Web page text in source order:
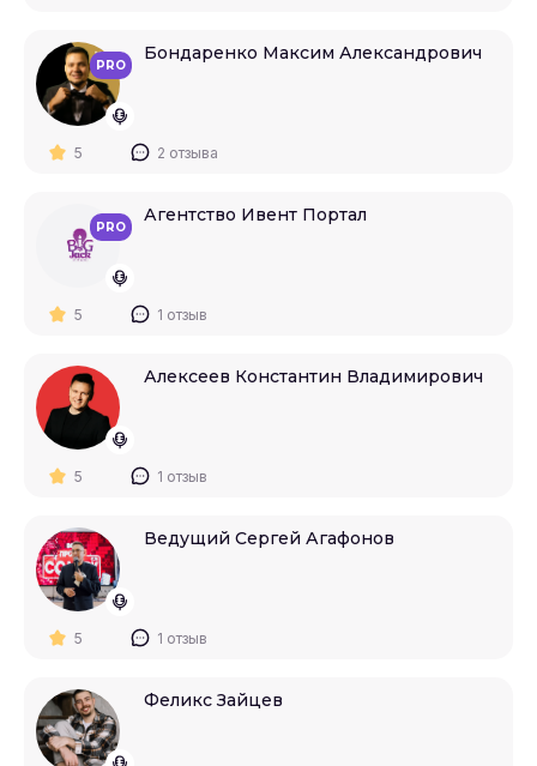
PRO
Бондаренко Максим Александрович
5 2 отзыва
PRO
Агентство Ивент Портал
5 1 отзыв
Алексеев Константин Владимирович
5 1 отзыв
Ведущий Сергей Агафонов
5 1 отзыв
Феликс Зайцев